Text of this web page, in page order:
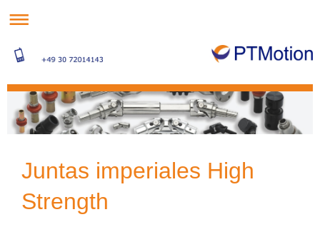
Juntas imperiales High
Strength